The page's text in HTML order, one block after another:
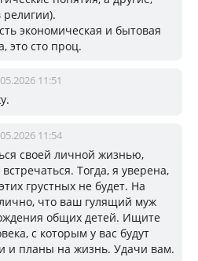
экономическая и бытовая
это сто проц.
11:51
11:54
своей личной жизнью,
Тогда, я уверена,
грустных не будет. На
что ваш гулящий муж
общих детей. Ищите
с которым у вас будут
и планы на жизнь. Удачи вам.